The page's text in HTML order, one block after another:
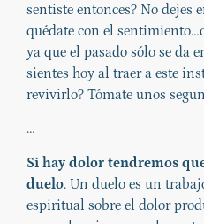
sentiste entonces? No
quédate con el
ya que el pasado sólo se da
sientes hoy al traer a este
revivirlo? Tómate unos
…
Si hay dolor tendremos
duelo. Un duelo es un
espiritual sobre el dolor